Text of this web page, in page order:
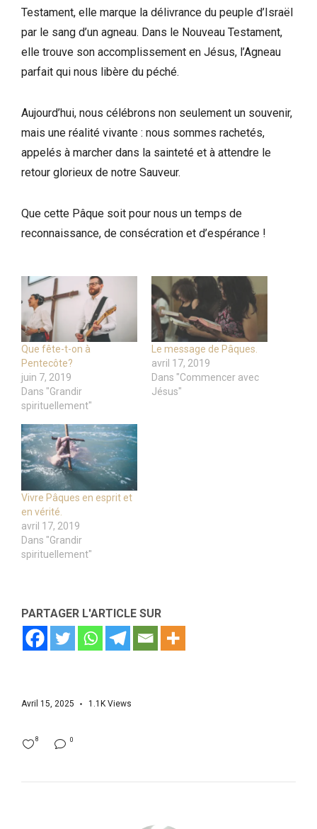
Testament, elle marque la délivrance du peuple d’Israël
par le sang d’un agneau. Dans le Nouveau Testament,
elle trouve son accomplissement en Jésus, l’Agneau
parfait qui nous libère du péché.
Aujourd’hui, nous célébrons non seulement un souvenir,
mais une réalité vivante : nous sommes rachetés,
appelés à marcher dans la sainteté et à attendre le
retour glorieux de notre Sauveur.
Que cette Pâque soit pour nous un temps de
reconnaissance, de consécration et d’espérance !
Que fête-t-on à
Pentecôte?
juin 7, 2019
Dans "Grandir
spirituellement"
Le message de Pâques.
avril 17, 2019
Dans "Commencer avec
Jésus"
Vivre Pâques en esprit et
en vérité.
avril 17, 2019
Dans "Grandir
spirituellement"
PARTAGER L'ARTICLE SUR
Avril 15, 2025 1.1K Views
0
8